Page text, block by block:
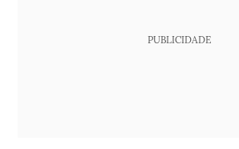
PUBLICIDADE